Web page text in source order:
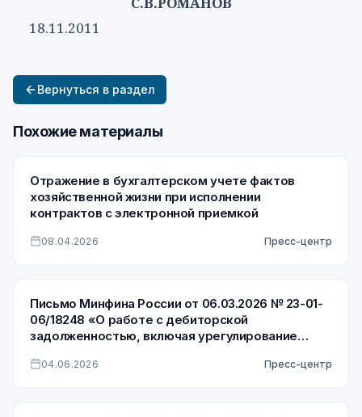
18.11.2011
Вернуться в раздел
Похожие материалы
Отражение в бухгалтерском учете фактов
хозяйственной жизни при исполнении
контрактов с электронной приемкой
08.04.2026 Пресс-центр
Письмо Минфина России от 06.03.2026 № 23-01-
06/18248 «О работе с дебиторской
задолженностью, включая урегулирование
доходам»
04.06.2026 Пресс-центр